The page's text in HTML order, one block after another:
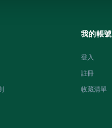
我的帳號
登入
註冊
收藏清單